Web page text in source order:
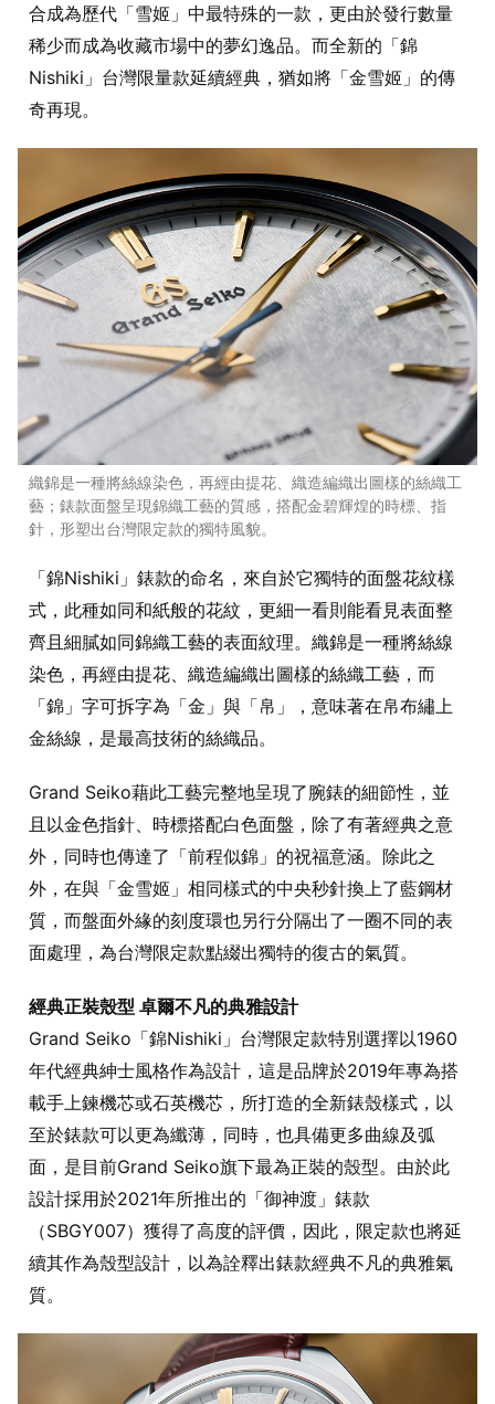
合成為歷代「雪姬」中最特殊的一款，更由於發行數量
稀少而成為收藏市場中的夢幻逸品。而全新的「錦
Nishiki」台灣限量款延續經典，猶如將「金雪姬」的傳
奇再現。
織錦是一種將絲線染色，再經由提花、織造編織出圖樣的絲織工
藝；錶款面盤呈現錦織工藝的質感，搭配金碧輝煌的時標、指
針，形塑出台灣限定款的獨特風貌。
「錦Nishiki」錶款的命名，來自於它獨特的面盤花紋樣
式，此種如同和紙般的花紋，更細一看則能看見表面整
齊且細膩如同錦織工藝的表面紋理。織錦是一種將絲線
染色，再經由提花、織造編織出圖樣的絲織工藝，而
「錦」字可拆字為「金」與「帛」，意味著在帛布繡上
金絲線，是最高技術的絲織品。
Grand Seiko藉此工藝完整地呈現了腕錶的細節性，並
且以金色指針、時標搭配白色面盤，除了有著經典之意
外，同時也傳達了「前程似錦」的祝福意涵。除此之
外，在與「金雪姬」相同樣式的中央秒針換上了藍鋼材
質，而盤面外緣的刻度環也另行分隔出了一圈不同的表
面處理，為台灣限定款點綴出獨特的復古的氣質。
經典正裝殼型 卓爾不凡的典雅設計
Grand Seiko「錦Nishiki」台灣限定款特別選擇以1960
年代經典紳士風格作為設計，這是品牌於2019年專為搭
載手上鍊機芯或石英機芯，所打造的全新錶殼樣式，以
至於錶款可以更為纖薄，同時，也具備更多曲線及弧
面，是目前Grand Seiko旗下最為正裝的殼型。由於此
設計採用於2021年所推出的「御神渡」錶款
（SBGY007）獲得了高度的評價，因此，限定款也將延
續其作為殼型設計，以為詮釋出錶款經典不凡的典雅氣
質。